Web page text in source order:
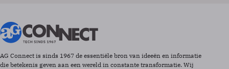
AG Connect is sinds 1967 de essentiële bron van ideeën en informatie
die betekenis geven aan een wereld in constante transformatie. Wij